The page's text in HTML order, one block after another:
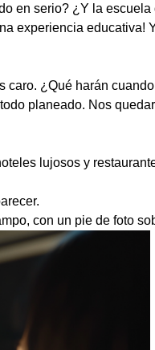
serio? ¿Y la escuela
experiencia educativa!
¿Qué harán
planeado. Nos
lujosos y
con un pie de foto